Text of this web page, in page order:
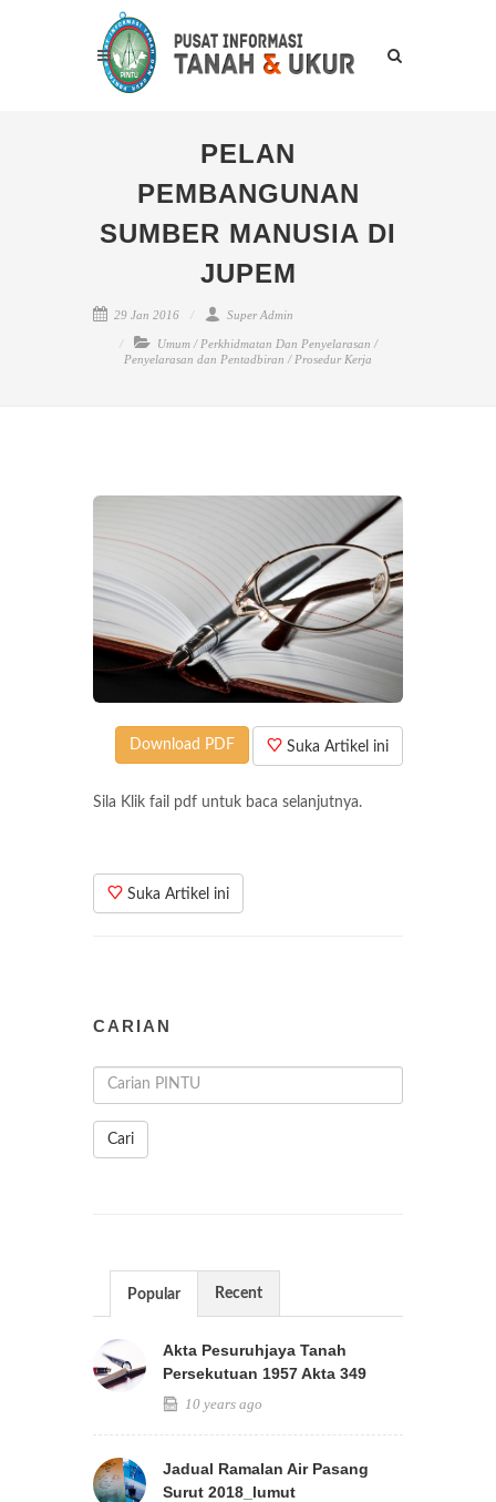
PELAN
PEMBANGUNAN
SUMBER MANUSIA DI
JUPEM
29 Jan 2016 Super Admin
Umum/ Perkhidmatan Dan Penyelarasan /
Penyelarasan dan Pentadbiran / Prosedur Kerja
Suka Artikel ini
Download PDF
Sila Klik fail pdf untuk baca selanjutnya.
Suka Artikel ini
CARIAN
Cari
Popular Recent
Akta Pesuruhjaya Tanah
Persekutuan 1957 Akta 349
10 years ago
Jadual Ramalan Air Pasang
Surut 2018_lumut